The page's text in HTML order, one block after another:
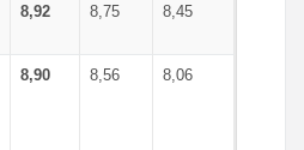
8,92 8,75 8,45
8,90 8,56 8,06